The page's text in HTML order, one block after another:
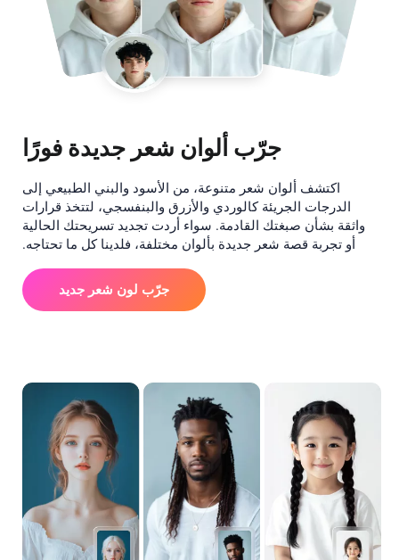
جرّب ألوان شعر جديدة فورًا
اكتشف ألوان شعر متنوعة، من الأسود والبني الطبيعي إلى
الدرجات الجريئة كالوردي والأزرق والبنفسجي، لتتخذ قرارات
واثقة بشأن صبغتك القادمة. سواء أردت تجديد تسريحتك الحالية
أو تجربة قصة شعر جديدة بألوان مختلفة، فلدينا كل ما تحتاجه.
جرّب لون شعر جديد